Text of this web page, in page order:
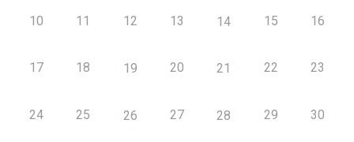
10 11 12 13 14 15 16
17 18 19 20 21 22 23
24 25 26 27 28 29 30